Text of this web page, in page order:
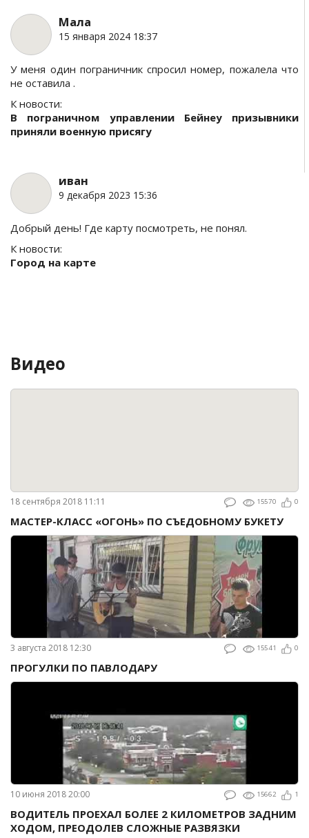
Мала
15 января 2024 18:37
У меня один пограничник спросил номер, пожалела что
не оставила .
К новости:
В пограничном управлении Бейнеу призывники
приняли военную присягу
иван
9 декабря 2023 15:36
Добрый день! Где карту посмотреть, не понял.
К новости:
Город на карте
Видео
18 сентября 2018 11:11 15570 0
МАСТЕР-КЛАСС «ОГОНЬ» ПО СЪЕДОБНОМУ БУКЕТУ
3 августа 2018 12:30 15541 0
ПРОГУЛКИ ПО ПАВЛОДАРУ
10 июня 2018 20:00 15662 1
ВОДИТЕЛЬ ПРОЕХАЛ БОЛЕЕ 2 КИЛОМЕТРОВ ЗАДНИМ
ХОДОМ, ПРЕОДОЛЕВ СЛОЖНЫЕ РАЗВЯЗКИ